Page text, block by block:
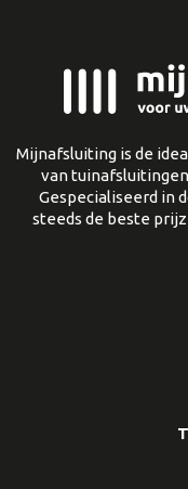
Mijnafsluiting is de
van
Gespecialiseerd in
steeds de beste